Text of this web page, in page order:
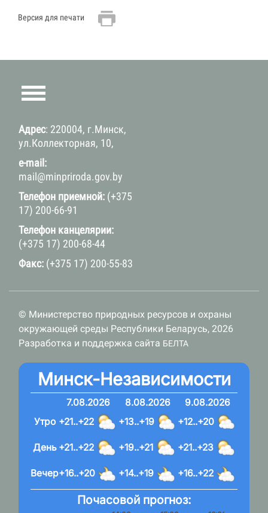
Версия для печати
Адрес: 220004, г.Минск,
ул.Коллекторная, 10,
e-mail:
mail@minpriroda.gov.by
Телефон приемной: (+375
17) 200-66-91
Телефон канцелярии:
(+375 17) 200-68-44
Факс: (+375 17) 200-55-83
© Министерство природных ресурсов и охраны
окружающей среды Республики Беларусь, 2026
Разработка и поддержка сайта БЕЛТА
Минск-Независимости
7.08.2026
+21..+22
+21..+22
+16..+20
8.08.2026
+13..+19
+19..+21
+14..+19
9.08.2026
+12..+20
+21..+23
+16..+22
Вечер
День
Утро
Почасовой прогноз: